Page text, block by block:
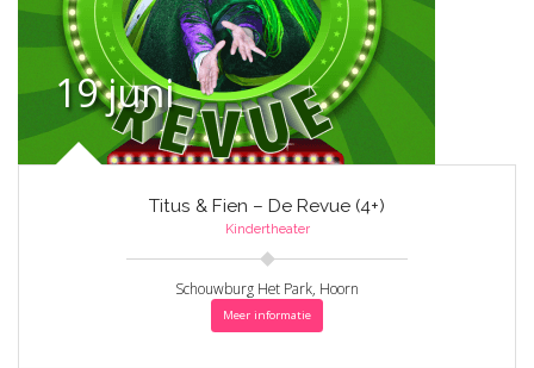
Titus & Fien – De Revue (4+)
Kindertheater
Schouwburg Het Park, Hoorn
Meer informatie
19 juni